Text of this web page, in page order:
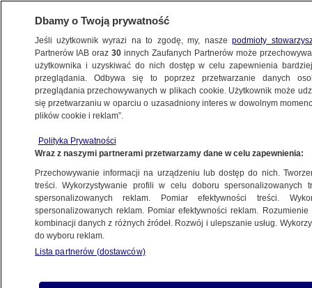
KONKRET24
ZDROWIE
na oddziałach zakaźnych
4.03.2020, 12:44
Udostępnij
W ciągu 20 lat liczba łóżek na oddziałach
Dbamy o Twoją prywatność
Jeśli użytkownik wyrazi na to zgodę, my, naszepodmioty
Partnerów IAB oraz30 innych Zaufanych Partnerów może
użytkownika i uzyskiwać do nich dostęp w celu zapewnienia
przeglądania. Odbywa się to poprzez przetwarzanie danych
przeglądania przechowywanych w plikach cookie. Użytkownik może
się przetwarzaniu w oparciu o uzasadniony interes w dowolnym
plików cookie i reklam”.
Polityka Prywatności
Wraz z naszymi partnerami przetwarzamy dane w celu zapewnienia:
Przechowywanie informacji na urządzeniu lub dostęp do nich.
treści. Wykorzystywanie profili w celu doboru spersonalizowanych
spersonalizowanych reklam. Pomiar efektywności treści.
spersonalizowanych reklam. Pomiar efektywności reklam.
kombinacji danych z różnych źródeł. Rozwój i ulepszanie usług.
do wyboru reklam.
Lista partnerów (dostawców)